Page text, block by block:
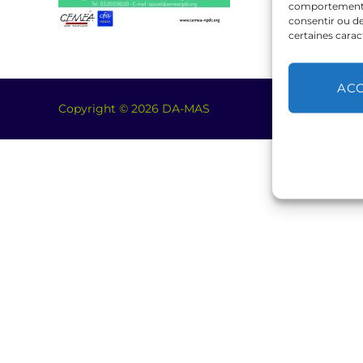
comportement
consentir ou
certaines
Copyright © 2026 DA-MAS